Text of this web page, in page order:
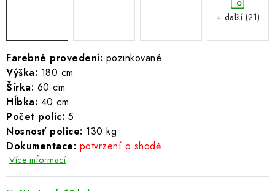
NAPIŠTE NÁM
KONTAKTY
BLOG
Kontakty Hodnocení obchodu
Reklamace zboží
Farebné provedení: pozinkované
Výška: 180 cm
Šírka: 60 cm
Hĺbka: 40 cm
Počet políc: 5
Nosnosť police: 130 kg
Dokumentace: potvrzení o shodě
Více informací
+ další (21)